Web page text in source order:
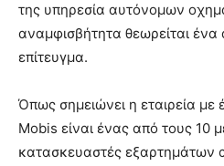
της υπηρεσία αυτόνομων
αναμφισβήτητα θεωρείται ένα
επίτευγμα.
Όπως σημειώνει η εταιρεία
Mobis είναι ένας από τους 10
κατασκευαστές εξαρτημάτων